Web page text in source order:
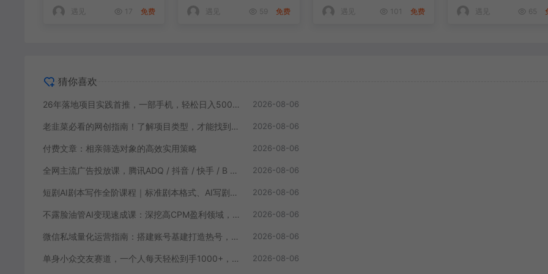
遇见 17 免费 遇见 59 免费 遇见 101 免费
变现拆解稳定出单
遇见 65
猜你喜欢
26年落地项目实践首推，一部手机，轻松日入500+，长期稳定 2026-08-06
老韭菜必看的网创指南！了解项目类型，才能找到好的项目，才能拿到想要的结果 2026-08-06
付费文章：相亲筛选对象的高效实用策略 2026-08-06
全网主流广告投放课，腾讯ADQ / 抖音 / 快手 / B 站实操教学，手把手教投手赚钱变现，全套变现拆解稳定出单 2026-08-06
短剧AI剧本写作全阶课程｜标准剧本格式、AI写剧指令、投稿过稿技巧、网文改编、主线剧情把控、审稿避坑全套实操教学 2026-08-06
不露脸油管AI变现速成课：深挖高CPM盈利领域，零出镜打造YouTube稳定收益账号 2026-08-06
微信私域量化运营指南：搭建账号基建打造热号，脱敏风控规避运营各类高危风险 2026-08-06
单身小众交友赛道，一个人每天轻松到手1000+，落地快、见效稳【揭秘】 2026-08-06